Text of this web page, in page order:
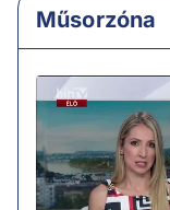
Műsorzóna